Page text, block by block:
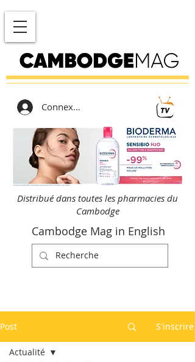
Connexion
Distribué dans toutes les pharmacies du
Cambodge
Cambodge Mag in English
Post S'inscrire
Actualité